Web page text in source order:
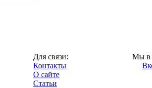
Для связи:
Контакты
О сайте
Статьи
Мы в